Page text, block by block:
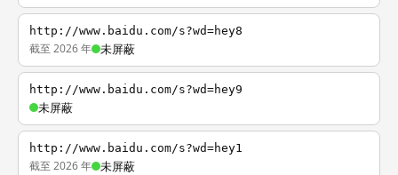
http://www.baidu.com/s?wd=hey8
截至 2026 年 未屏蔽
http://www.baidu.com/s?wd=hey9
未屏蔽
http://www.baidu.com/s?wd=hey1
截至 2026 年 未屏蔽